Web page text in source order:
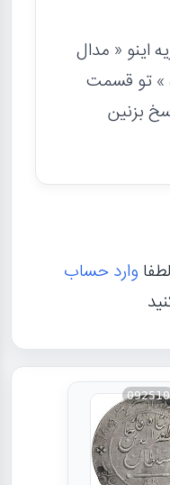
اینو « مدال
» تو قسمت
بزنین
وارد حساب
092510